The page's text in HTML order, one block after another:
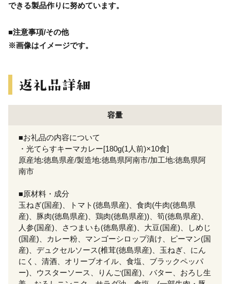
できる製品作りに努めています。
■注意事項/その他
※画像はイメージです。
容量
■お礼品の内容について
・光てらすキーマカレー[180g(1人前)×10食]
原産地:徳島県産/製造地:徳島県阿南市/加工地:徳島県阿
南市
■原材料・成分
玉ねぎ(国産)、トマト(徳島県産)、食肉(牛肉(徳島県
産)、豚肉(徳島県産)、鶏肉(徳島県産))、筍(徳島県産)、
人参(国産)、さつまいも(徳島県産)、大豆(国産)、しめじ
(国産)、カレー粉、マンゴーシロップ漬け、ピーマン(国
産)、デュクセルソース(椎茸(徳島県産)、玉ねぎ、にん
にく、清酒、オリーブオイル、食塩、ブラックペッパ
ー)、ウスターソース、りんご(国産)、バター、おろし生